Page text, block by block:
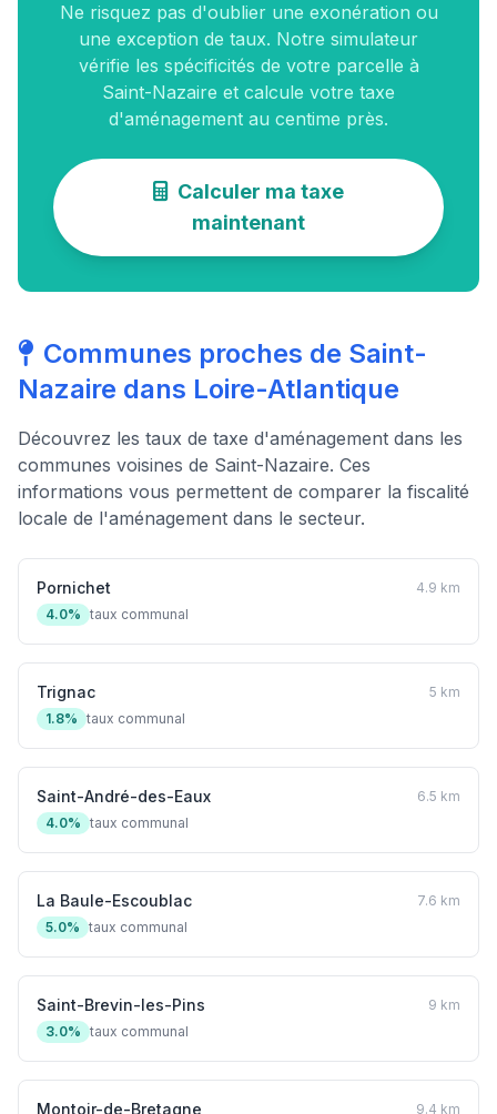
Ne risquez pas d'oublier une exonération ou
une exception de taux. Notre simulateur
vérifie les spécificités de votre parcelle à
Saint-Nazaire et calcule votre taxe
d'aménagement au centime près.
Calculer ma taxe
maintenant
Communes proches de Saint-
Nazaire dans Loire-Atlantique
Découvrez les taux de taxe d'aménagement dans les
communes voisines de Saint-Nazaire. Ces
informations vous permettent de comparer la fiscalité
locale de l'aménagement dans le secteur.
Pornichet
4.9 km
4.0% taux communal
Trignac
5 km
1.8% taux communal
Saint-André-des-Eaux
6.5 km
4.0% taux communal
La Baule-Escoublac
7.6 km
5.0% taux communal
Saint-Brevin-les-Pins
9 km
3.0% taux communal
Montoir-de-Bretagne
9.4 km